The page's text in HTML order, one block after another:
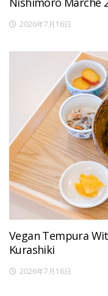
2026年7月16日
Vegan Tempura
Kurashiki
2026年7月16日